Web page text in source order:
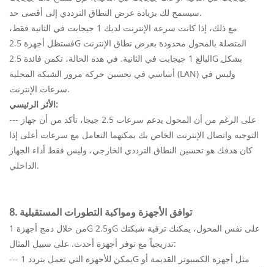
سيسمح لك بزيادة عرض النطاق الترددي إلى أقصى حد.
مع ذلك، إذا كانت سرعة الإنترنت لديك 1 جيجابت في الثانية فقط،
فستظل أجهزة 2.5G المتصلة بالمحول محدودة بعرض نطاق الإنترنت
البالغ 1 جيجابت في الثانية. في هذه الحالة، تكمن فائدة 2.5G بشكل
أساسي في تحسين حركة مرور الشبكة المحلية (LAN) وليس في
سرعات الإنترنت.
الأثر الرئيسي:
--- على الرغم من أن المحول يدعم سرعات 2.5 جيجا، تأكد من أن جهاز
التوجيه واتصال الإنترنت الخاص بك يمكنهما التعامل مع سرعات أعلى إذا
كان هدفك هو تحسين النطاق الترددي الخارجي، وليس فقط أداء الجهاز
الداخلي.
8. توافق الأجهزة ومواكبة التطورات المستقبلية
من خلال دمج أجهزة 1G و2.5G على نفس المحول، يمكنك ترقية شبكتك
تدريجياً مع توفر أجهزة أحدث. على سبيل المثال:
--- يمكن للأجهزة التي تعمل بتردد 1G مثل أجهزة الكمبيوتر القديمة أو